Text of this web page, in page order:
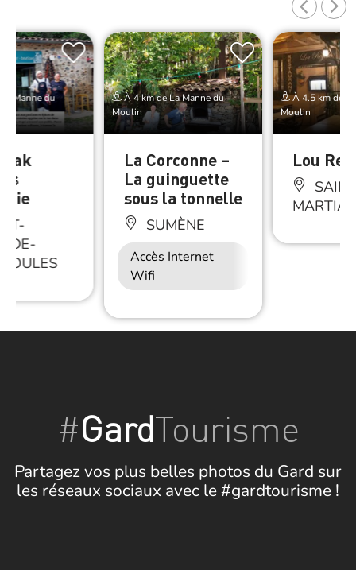
Manne du
DE-
À 4 km de La Manne du
Moulin
La Corconne –
La guinguette
sous la tonnelle
SUMÈNE
Accès Internet
Wifi
À 4.5 km de
Moulin
Lou
MARTIAL
#GardTourisme
Partagez vos plus belles photos du Gard sur
les réseaux sociaux avec le #gardtourisme !